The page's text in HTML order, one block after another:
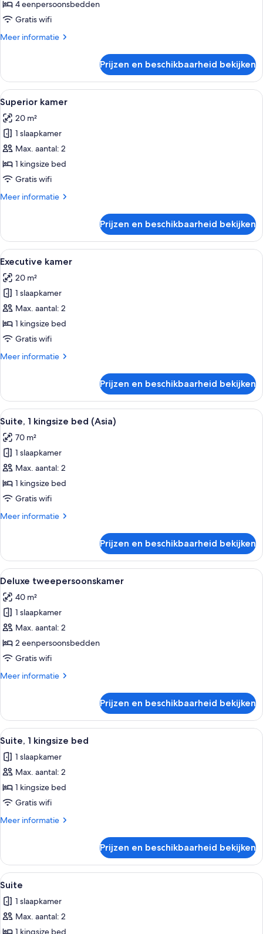
laden4 eenpersoonsbedden
Gratis wifi
Meer informatie
Meer
vierpersoonskamer
Prijzen en beschikbaarheid bekijken
Alle
foto's
voor
Superior
kamer
laden
Een moderne hotelkamer met een
5
Superior kamer
20 m²
1 slaapkamer
Max. aantal: 2
1 kingsize bed
Gratis wifi
Meer informatie
Meer
kamer
Prijzen en beschikbaarheid bekijken
Alle
foto's
voor
Executive
kamer
laden
Een hotelkamer met een groot bed,
7
Executive kamer
20 m²
1 slaapkamer
Max. aantal: 2
1 kingsize bed
Gratis wifi
Meer informatie
Meer
kamer
Prijzen en beschikbaarheid bekijken
Alle
foto's
voor
Suite,
1
kingsize
bed
laden
Een moderne slaapkamer met een
4
Suite, 1 kingsize bed (Asia)
70 m²
1 slaapkamer
Max. aantal: 2
1 kingsize bed
Gratis wifi
Meer informatie
Meer
1
kingsize
bed
Prijzen en beschikbaarheid bekijken
Alle
foto's
voor
Deluxe
tweepersoonskamer
laden
Een hotelkamer met een groot bed,
5
Deluxe tweepersoonskamer
40 m²
1 slaapkamer
Max. aantal: 2
2 eenpersoonsbedden
Gratis wifi
Meer informatie
Meer
tweepersoonskamer
Prijzen en beschikbaarheid bekijken
Alle
foto's
voor
Suite,
1
kingsize
bed
Een moderne hotelkamer met een
4
Suite, 1 kingsize bed
1 slaapkamer
Max. aantal: 2
1 kingsize bed
Gratis wifi
Meer informatie
Meer
1
kingsize
bed
Prijzen en beschikbaarheid bekijken
Alle
foto's
voor
Suite
Een moderne slaapkamer met een
4
Suite
1 slaapkamer
Max. aantal: 2
1 kingsize bed